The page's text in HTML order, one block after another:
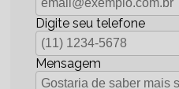
Digite seu telefone
Mensagem